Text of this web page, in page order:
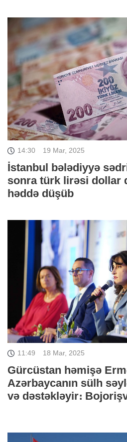
14:30 19 Mar, 2025
İstanbul bələdiyyə
sonra türk lirəsi dollar
həddə düşüb
11:49 18 Mar, 2025
Gürcüstan həmişə
Azərbaycanın sülh
və dəstəkləyir։